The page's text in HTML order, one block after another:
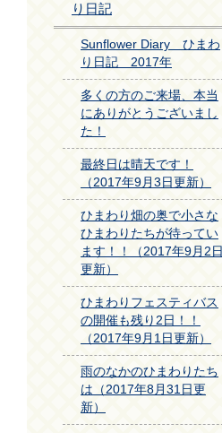
り日記
Sunflower Diary ひまわ
り日記 2017年
多くの方のご来場、本当
にありがとうございまし
た！
最終日は晴天です！
（2017年9月3日更新）
ひまわり畑の奥で小さな
ひまわりたちが待ってい
ます！！（2017年9月2日
更新）
ひまわりフェスティバス
の開催も残り2日！！
（2017年9月1日更新）
雨のなかのひまわりたち
は（2017年8月31日更
新）